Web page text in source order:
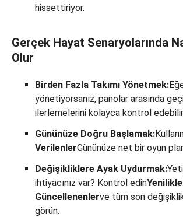
hissettiriyor.
Gerçek Hayat Senaryolarında
Olur
Birden Fazla Takımı Yönetmek:
yönetiyorsanız, panolar arasında
ilerlemelerini kolayca kontrol
Gününüze Doğru Başlamak:
VerilenlerGününüze net bir oyun
Değişikliklere Ayak Uydurmak:
ihtiyacınız var? Kontrol edin
Güncellenenlerve tüm son
görün.